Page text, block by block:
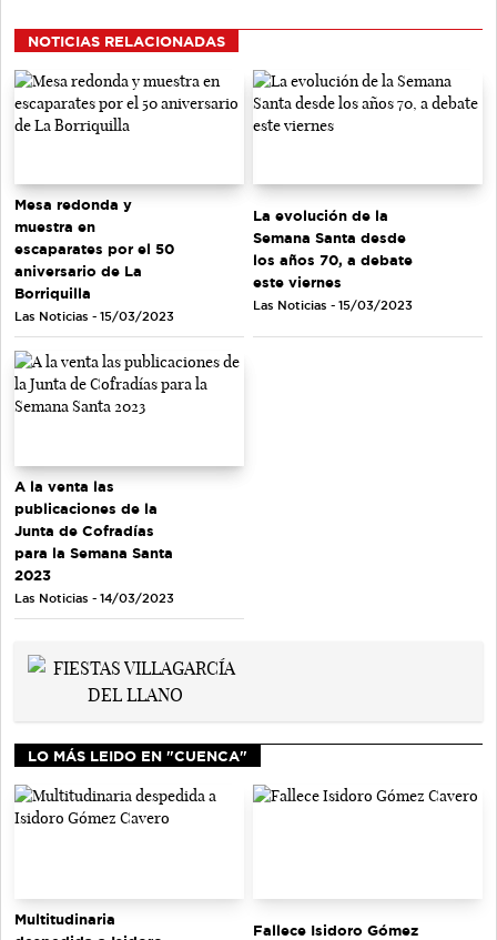
NOTICIAS RELACIONADAS
Mesa redonda y
muestra en
escaparates por el 50
aniversario de La
Borriquilla
Las Noticias - 15/03/2023
La evolución de la
Semana Santa desde
los años 70, a debate
este viernes
Las Noticias - 15/03/2023
A la venta las
publicaciones de la
Junta de Cofradías
para la Semana Santa
2023
Las Noticias - 14/03/2023
LO MÁS LEIDO EN "CUENCA"
Multitudinaria
Fallece Isidoro Gómez